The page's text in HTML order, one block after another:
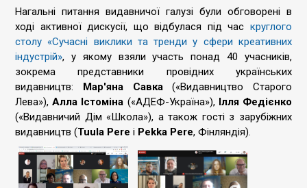
Нагальні питання видавничої галузі були обговорені в
ході активної дискусії, що відбулася під час круглого
столу «Сучасні виклики та тренди у сфери креативних
індустрій», у якому взяли участь понад 40 учасників,
зокрема представники провідних українських
видавництв: Мар'яна Савка(«Видавництво Старого
Лева»),Алла Істоміна («АДЕФ-Україна»),Ілля Федієнко
(«Видавничий Дім «Школа»), а також гості з зарубіжних
видавництв (Tuula Pere i Pekka Pere, Фінляндія).